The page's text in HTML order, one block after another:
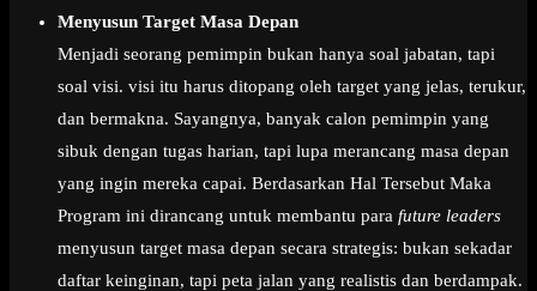
Menyusun Target Masa Depan
Menjadi seorang pemimpin bukan hanya soal jabatan, tapi
soal visi. visi itu harus ditopang oleh target yang jelas, terukur,
dan bermakna. Sayangnya, banyak calon pemimpin yang
sibuk dengan tugas harian, tapi lupa merancang masa depan
yang ingin mereka capai. Berdasarkan Hal Tersebut Maka
Program ini dirancang untuk membantu para future leaders
menyusun target masa depan secara strategis: bukan sekadar
daftar keinginan, tapi peta jalan yang realistis dan berdampak.